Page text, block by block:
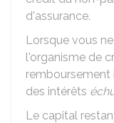
d'assurance.
Lorsque vous
l'organisme de
des intérêts
Le capital